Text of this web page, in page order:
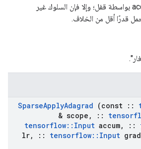
موترتي var وaccum بواسطة قفل؛ وإلا فإن السلوك غير
قدرًا أقل من الخلاف.
SparseApplyAdagrad (const ::
& scope , ::
tensorflow:: Input accum, ::
lr, :: tensorflow:: Input grad